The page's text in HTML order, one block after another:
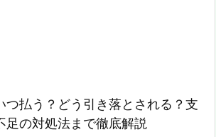
つ払う？どう引き落とされる？支
足の対処法まで徹底解説